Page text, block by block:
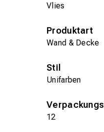
Vlies
Produktart
Wand & Decke
Stil
Unifarben
12